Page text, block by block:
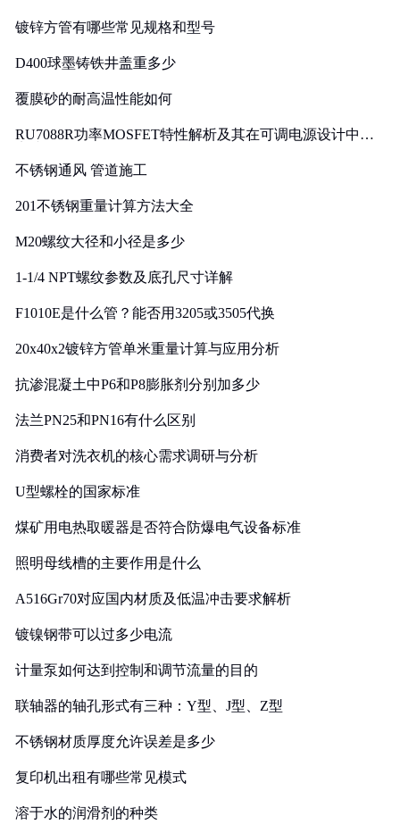
镀锌方管有哪些常见规格和型号
D400球墨铸铁井盖重多少
覆膜砂的耐高温性能如何
RU7088R功率MOSFET特性解析及其在可调电源设计中的
不锈钢通风 管道施工
201不锈钢重量计算方法大全
M20螺纹大径和小径是多少
1-1/4 NPT螺纹参数及底孔尺寸详解
F1010E是什么管？能否用3205或3505代换
20x40x2镀锌方管单米重量计算与应用分析
抗渗混凝土中P6和P8膨胀剂分别加多少
法兰PN25和PN16有什么区别
消费者对洗衣机的核心需求调研与分析
U型螺栓的国家标准
煤矿用电热取暖器是否符合防爆电气设备标准
照明母线槽的主要作用是什么
A516Gr70对应国内材质及低温冲击要求解析
镀镍钢带可以过多少电流
计量泵如何达到控制和调节流量的目的
联轴器的轴孔形式有三种：Y型、J型、Z型
不锈钢材质厚度允许误差是多少
复印机出租有哪些常见模式
溶于水的润滑剂的种类